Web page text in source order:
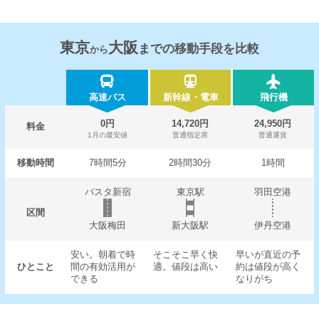
東京から大阪 までの移動手段を比較
高速バス 新幹線・電車 飛行機
料金 0円
1月の最安値
14,720円
普通指定席
24,950円
普通運賃
移動時間 7時間5分 2時間30分 1時間
区間
バスタ新宿 東京駅 羽田空港
大阪梅田 新大阪駅 伊丹空港
ひとこと
安い。朝着で時
間の有効活用が
できる
そこそこ早く快
適。値段は高い
早いが直近の予
約は値段が高く
なりがち